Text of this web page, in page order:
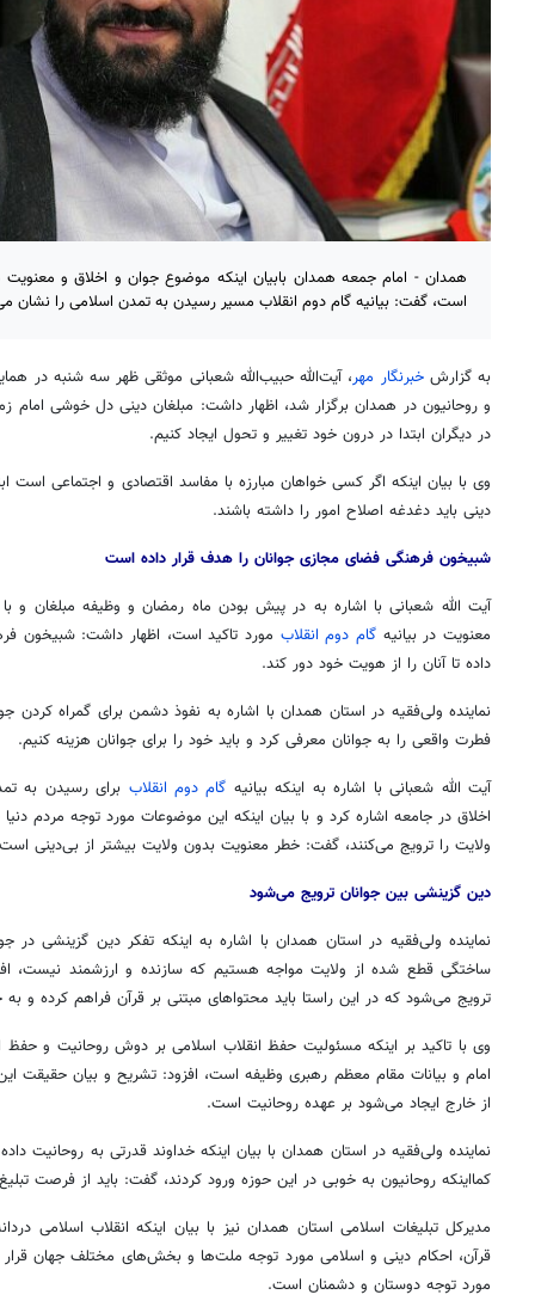
همدان - امام جمعه همدان بابیان اینکه موضوع جوان و اخلاق و معنویت
است، گفت: بیانیه گام دوم انقلاب مسیر رسیدن به تمدن اسلامی را نشان
به گزارشخبرنگار مهر، آیت‌الله حبیب‌الله شعبانی موثقی ظهر سه شنبه در
و روحانیون در همدان برگزار شد، اظهار داشت: مبلغان دینی دل خوشی امام
در دیگران ابتدا در درون خود تغییر و تحول ایجاد کنیم.
وی با بیان اینکه اگر کسی خواهان مبارزه با مفاسد اقتصادی و اجتماعی است
دینی باید دغدغه اصلاح امور را داشته باشند.
شبیخون فرهنگی فضای مجازی جوانان را هدف قرار داده است
آیت الله شعبانی با اشاره به در پیش بودن ماه رمضان و وظیفه مبلغان و
معنویت در بیانیه گام دوم انقلاب مورد تاکید است، اظهار داشت: شبیخون
داده تا آنان را از هویت خود دور کند.
نماینده ولی‌فقیه در استان همدان با اشاره به نفوذ دشمن برای گمراه کردن
فطرت واقعی را به جوانان معرفی کرد و باید خود را برای جوانان هزینه کنیم.
آیت الله شعبانی با اشاره به اینکه بیانیه گام دوم انقلاب برای رسیدن به
اخلاق در جامعه اشاره کرد و با بیان اینکه این موضوعات مورد توجه مردم
ولایت را ترویج می‌کنند، گفت: خطر معنویت بدون ولایت بیشتر از بی‌دینی
دین گزینشی بین جوانان ترویج می‌شود
نماینده ولی‌فقیه در استان همدان با اشاره به اینکه تفکر دین گزینشی
ساختگی قطع شده از ولایت مواجه هستیم که سازنده و ارزشمند نیست،
ترویج می‌شود که در این راستا باید محتواهای مبتنی بر قرآن فراهم کرده و
وی با تاکید بر اینکه مسئولیت حفظ انقلاب اسلامی بر دوش روحانیت و حفظ
امام و بیانات مقام معظم رهبری وظیفه است، افزود: تشریح و بیان حقیقت
از خارج ایجاد می‌شود بر عهده روحانیت است.
نماینده ولی‌فقیه در استان همدان با بیان اینکه خداوند قدرتی به روحانیت
کمااینکه روحانیون به خوبی در این حوزه ورود کردند، گفت: باید از فرصت
مدیرکل تبلیغات اسلامی استان همدان نیز با بیان اینکه انقلاب اسلامی
قرآن، احکام دینی و اسلامی مورد توجه ملت‌ها و بخش‌های مختلف جهان قرار
مورد توجه دوستان و دشمنان است.